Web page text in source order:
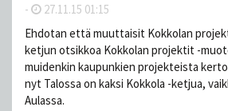
- 27.11.15 01:15
Ehdotan että muuttaisit Kokkolan
ketjun otsikkoa Kokkolan projektit -
muidenkin kaupunkien projekteista
nyt Talossa on kaksi Kokkola -ketjua,
Aulassa.